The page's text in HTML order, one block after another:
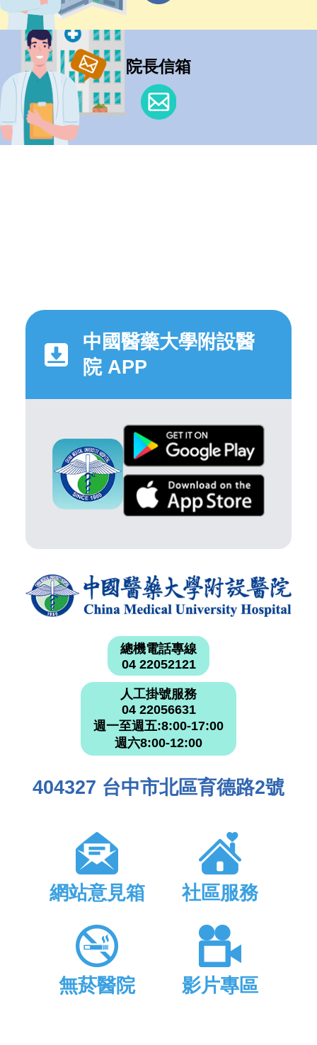
院長信箱
中國醫藥大學附設醫
院 APP
總機電話專線
04 22052121
人工掛號服務
04 22056631
週一至週五:8:00-17:00
週六8:00-12:00
404327 台中市北區育德路2號
網站意見箱 社區服務
無菸醫院 影片專區